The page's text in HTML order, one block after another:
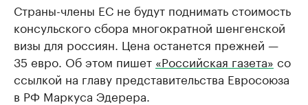
Страны-члены ЕС не будут поднимать стоимость
консульского сбора многократной шенгенской
визы для россиян. Цена останется прежней —
35 евро. Об этом пишет «Российская газета» со
ссылкой на главу представительства Евросоюза
в РФ Маркуса Эдерера.